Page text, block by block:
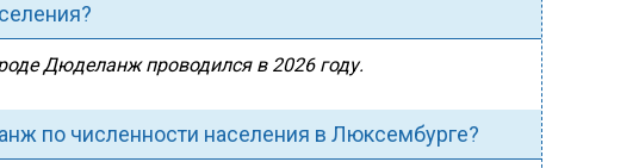
Дюделанж проводился в 2026 году.
по численности населения в Люксембурге?